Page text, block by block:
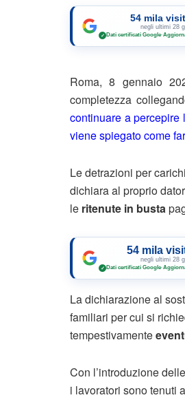
54 mila
negli ultimi 28
✓ Dati certificati Google·
Roma, 8 gennaio
completezza
continuare a
viene spiegato come
Le detrazioni per
dichiara al proprio
le ritenute in busta
54 mila
negli ultimi 28
✓ Dati certificati Google·
La dichiarazione al
familiari per cui si
tempestivamente
Con l’introduzione
i lavoratori sono tenuti